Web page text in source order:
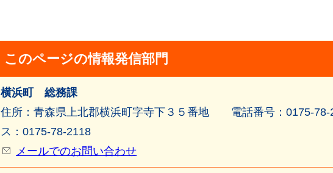
このページの情報発信部門
横浜町 総務課
住所：青森県上北郡横浜町字寺下３５番地 電話番号：0175-
ス：0175-78-2118
メールでのお問い合わせ